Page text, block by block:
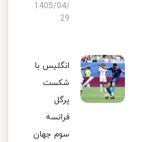
1405/04/
29
انگلیس با
شکست
پرگل
فرانسه
سوم جهان